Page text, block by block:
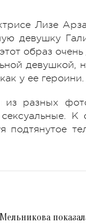
Лизе
девушку
образ очень
девушкой,
у ее героини.
разных
К
подтянутое